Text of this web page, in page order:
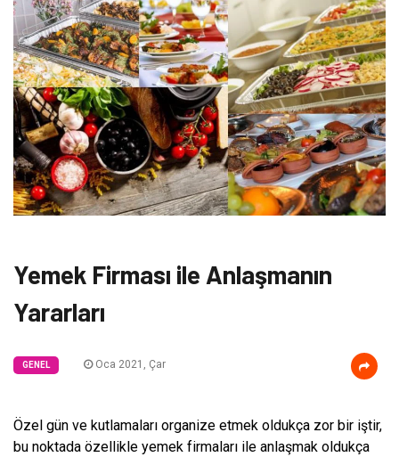
Yemek Firması ile Anlaşmanın
Yararları
GENEL Oca 2021, Çar
Özel gün ve kutlamaları organize etmek oldukça zor bir iştir,
bu noktada özellikle yemek firmaları ile anlaşmak oldukça